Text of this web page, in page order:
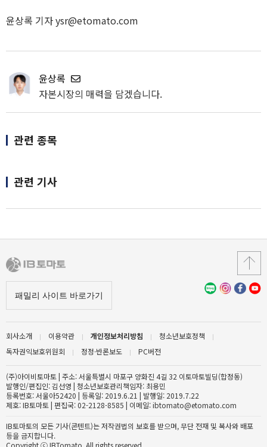
윤상록 기자 ysr@etomato.com
윤상록
자본시장의 매력을 담겠습니다.
관련 종목
관련 기사
회사소개 이용약관 개인정보처리방침
청소년보호정책
독자권익보호위원회
정정·반론보도 PC버전
(주)아이비토마토 | 주소: 서울특별시 마포구 양화진 4길 32 이토마토빌딩(합정동)
발행인/편집인: 김선영 | 청소년보호관리책임자: 최용민
등록번호: 서울아52420 | 등록일: 2019.6.21 | 발행일: 2019.7.22
제호: IB토마토 | 편집국: 02-2128-8585 | 이메일: ibtomato@etomato.com
IB토마토의 모든 기사(콘텐트)는 저작권법의 보호를 받으며, 무단 전재 및 복사와 배포
등을 금지합니다.
Copyright ⓒ IBTomato. All rights reserved.